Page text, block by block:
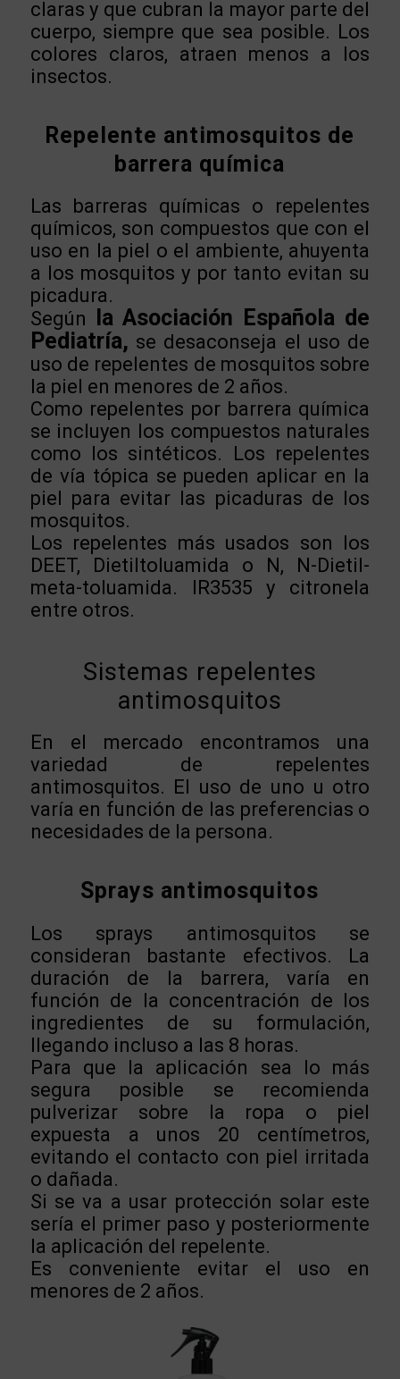
claras y que cubran la mayor parte del
cuerpo, siempre que sea posible. Los
colores claros, atraen menos a los
insectos.
Repelente antimosquitos de
barrera química
Las barreras químicas o repelentes
químicos, son compuestos que con el
uso en la piel o el ambiente, ahuyenta
a los mosquitos y por tanto evitan su
picadura.
Según
la Asociación Española de
Pediatría, se desaconseja el uso de
uso de repelentes de mosquitos sobre
la piel en menores de 2 años.
Como repelentes por barrera química
se incluyen los compuestos naturales
como los sintéticos. Los repelentes
de vía tópica se pueden aplicar en la
piel para evitar las picaduras de los
mosquitos.
Los repelentes más usados son los
DEET, Dietiltoluamida o N, N-Dietil-
meta-toluamida. IR3535 y citronela
entre otros.
Sistemas repelentes
antimosquitos
En el mercado encontramos una
variedad de repelentes
antimosquitos. El uso de uno u otro
varía en función de las preferencias o
necesidades de la persona.
Sprays antimosquitos
Los sprays antimosquitos se
consideran bastante efectivos. La
duración de la barrera, varía en
función de la concentración de los
ingredientes de su formulación,
llegando incluso a las 8 horas.
Para que la aplicación sea lo más
segura posible se recomienda
pulverizar sobre la ropa o piel
expuesta a unos 20 centímetros,
evitando el contacto con piel irritada
o dañada.
Si se va a usar protección solar este
sería el primer paso y posteriormente
la aplicación del repelente.
Es conveniente evitar el uso en
menores de 2 años.